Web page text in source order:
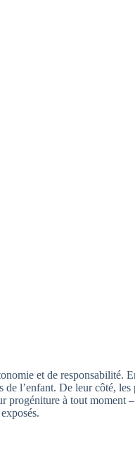
et de responsabilité.
l’enfant. De leur côté, les
progéniture à tout moment